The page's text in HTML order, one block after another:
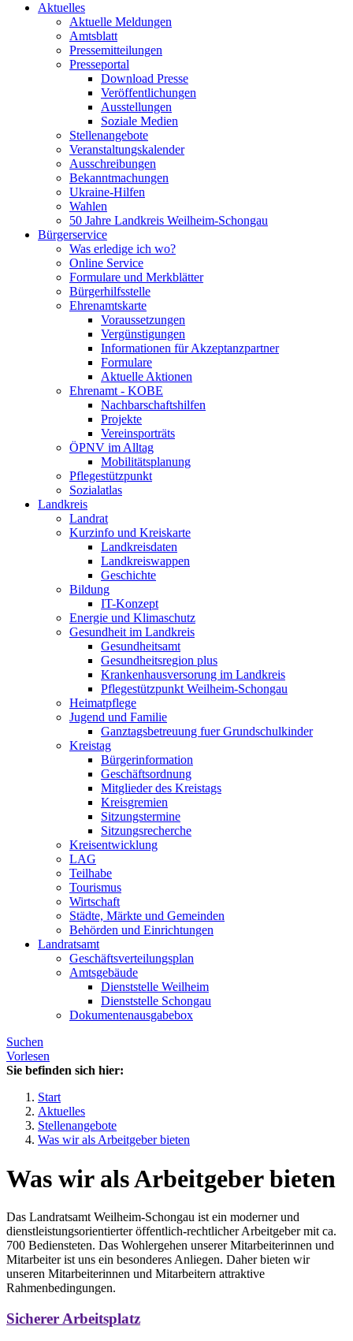
Aktuelles
Aktuelle Meldungen
Amtsblatt
Pressemitteilungen
Presseportal
Download Presse
Veröffentlichungen
Ausstellungen
Soziale Medien
Stellenangebote
Veranstaltungskalender
Ausschreibungen
Bekanntmachungen
Ukraine-Hilfen
Wahlen
50 Jahre Landkreis Weilheim-Schongau
Bürgerservice
Was erledige ich wo?
Online Service
Formulare und Merkblätter
Bürgerhilfsstelle
Ehrenamtskarte
Voraussetzungen
Vergünstigungen
Informationen für Akzeptanzpartner
Formulare
Aktuelle Aktionen
Ehrenamt - KOBE
Nachbarschaftshilfen
Projekte
Vereinsporträts
ÖPNV im Alltag
Mobilitätsplanung
Pflegestützpunkt
Sozialatlas
Landkreis
Landrat
Kurzinfo und Kreiskarte
Landkreisdaten
Landkreiswappen
Geschichte
Bildung
IT-Konzept
Energie und Klimaschutz
Gesundheit im Landkreis
Gesundheitsamt
Gesundheitsregion plus
Krankenhausversorung im Landkreis
Pflegestützpunkt Weilheim-Schongau
Heimatpflege
Jugend und Familie
Ganztagsbetreuung fuer Grundschulkinder
Kreistag
Bürgerinformation
Geschäftsordnung
Mitglieder des Kreistags
Kreisgremien
Sitzungstermine
Sitzungsrecherche
Kreisentwicklung
LAG
Teilhabe
Tourismus
Wirtschaft
Städte, Märkte und Gemeinden
Behörden und Einrichtungen
Landratsamt
Geschäftsverteilungsplan
Amtsgebäude
Dienststelle Weilheim
Dienststelle Schongau
Dokumentenausgabebox
Suchen
Vorlesen
Sie befinden sich hier:
Start
Aktuelles
Stellenangebote
Was wir als Arbeitgeber bieten
Was wir als Arbeitgeber bieten
Das Landratsamt Weilheim-Schongau ist ein moderner und
dienstleistungsorientierter öffentlich-rechtlicher Arbeitgeber mit ca.
700 Bediensteten. Das Wohlergehen unserer Mitarbeiterinnen und
Mitarbeiter ist uns ein besonderes Anliegen. Daher bieten wir
unseren Mitarbeiterinnen und Mitarbeitern attraktive
Rahmenbedingungen.
Sicherer Arbeitsplatz